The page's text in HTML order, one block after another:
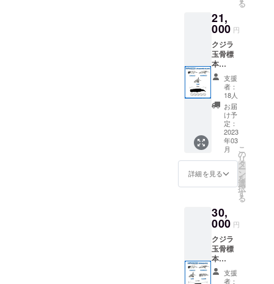
望」 の
ご回答
をお願
いいた
しま
す。
アーカ
イブ動
日配信
させて
頂きま
す。）
授業参
加につ
きまし
て備考
欄にて
「授業
参加」
or 「参
アーカ
イブ動
望」 の
ご回答
をお願
いいた
しま
す。
格の掘
り起こ
しを見
学でき
ます。
骨格の
掘り起
こし時
には中
村 玄助
教によ
る、ク
ジラの
解説が
行われ
ます。
1月28日
に行わ
れるコ
ククジ
ラの骨
格の掘
り出し
を見学
できま
る
21,
000 円
クジラ
玉骨標
本
10cmサ
イズ 3
種セッ
ト クジ
ラの骨
格標本
を基に
制作し
たクジ
ラの骨
格構造
が視覚
的にわ
「玉骨
標本」
があな
たの家
に届き
ます。
※発送は
3月を予
支援
者：
18人
お届
け予
定：
2023
年03
月
詳細を見る
こ
の
リ
タ
ー
ン
を
選
択
す
る
30,
000 円
クジラ
玉骨標
本
15cmサ
イズ
支援
者：